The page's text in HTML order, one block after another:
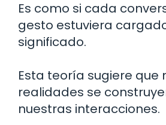
Es como si cada
gesto estuviera
significado.
Esta teoría sugiere que
realidades se
nuestras interacciones.